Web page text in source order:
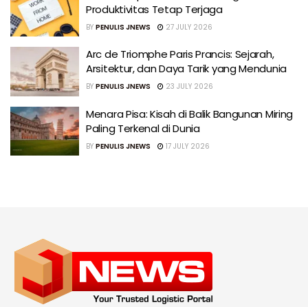
Produktivitas Tetap Terjaga
BY PENULIS JNEWS 27 JULY 2026
Arc de Triomphe Paris Prancis: Sejarah,
Arsitektur, dan Daya Tarik yang Mendunia
BY PENULIS JNEWS 23 JULY 2026
Menara Pisa: Kisah di Balik Bangunan Miring
Paling Terkenal di Dunia
BY PENULIS JNEWS 17 JULY 2026